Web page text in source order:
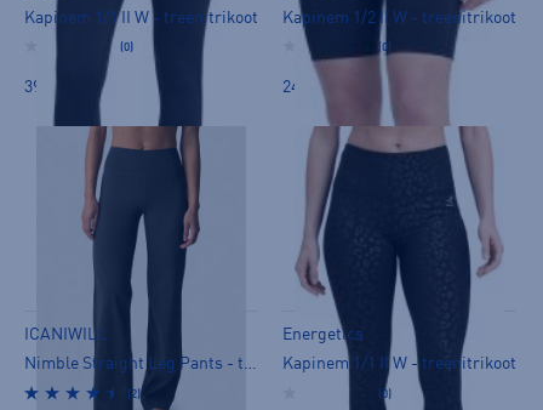
Kapinem 1/1 II W - treenitrikoot
(0)
39,90 €
Kapinem 1/2 II W - treenitrikoot
(0)
24,90 €
ICANIWILL
Nimble Straight Leg Pants - treenitrikoot
(2)
Energetics
Kapinem 1/1 II W - treenitrikoot
(0)